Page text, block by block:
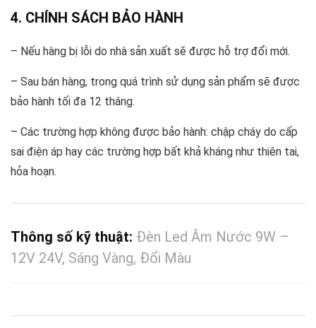
4. CHÍNH SÁCH BẢO HÀNH
– Nếu hàng bị lỗi do nhà sản xuất sẽ được hỗ trợ đổi mới.
– Sau bán hàng, trong quá trình sử dụng sản phẩm sẽ được
bảo hành tối đa 12 tháng.
– Các trường hợp không được bảo hành: chập cháy do cấp
sai điện áp hay các trường hợp bất khả kháng như thiên tai,
hỏa hoạn.
Thông số kỹ thuật: Đèn Led Âm Nước 9W –
12V 24V, Sáng Vàng, Đổi Màu